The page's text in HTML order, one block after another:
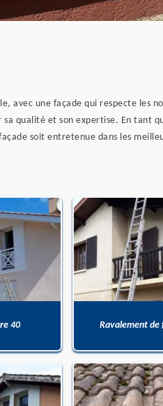
avec une façade qui respecte les
qualité et son expertise. En tant
soit entretenue dans les
40 Ravalement de